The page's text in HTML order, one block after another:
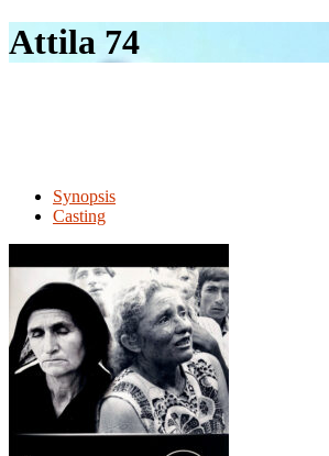
sur
le
site
Attila 74
Synopsis
Casting